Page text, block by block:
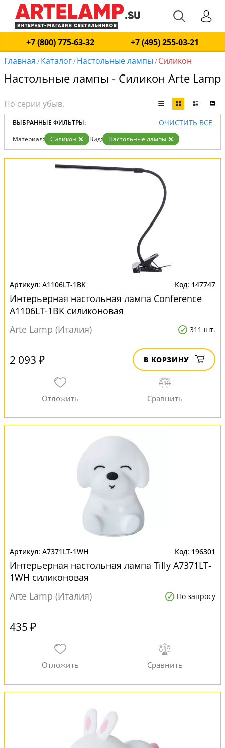
+7 (800) 775-63-32
+7 (495) 255-03-21
Главная / Каталог/ Настольные лампы / Силикон
Настольные лампы - Силикон Arte Lamp
ВЫБРАННЫЕ ФИЛЬТРЫ: ОЧИСТИТЬ ВСЕ
Материал: Силикон Вид: Настольные лампы
A1106LT-1BK 147747
Интерьерная настольная лампа Conference
A1106LT-1BK силиконовая
Arte Lamp (Италия)
311 шт.
2 093 ₽ В КОРЗИНУ
A7371LT-1WH 196301
Интерьерная настольная лампа Tilly A7371LT-
1WH силиконовая
Arte Lamp (Италия)
По запросу
435 ₽